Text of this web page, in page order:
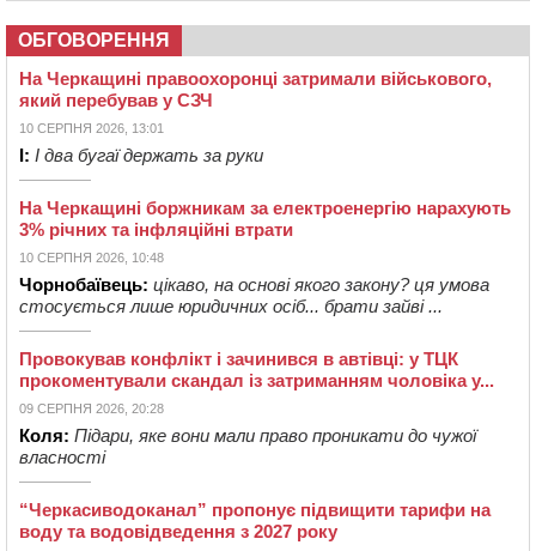
ОБГОВОРЕННЯ
На Черкащині правоохоронці затримали військового,
який перебував у СЗЧ
10 СЕРПНЯ 2026, 13:01
І: І два бугаї держать за руки
На Черкащині боржникам за електроенергію нарахують
3% річних та інфляційні втрати
10 СЕРПНЯ 2026, 10:48
Чорнобаївець: цікаво, на основі якого закону? ця умова
стосується лише юридичних осіб... брати зайві ...
Провокував конфлікт і зачинився в автівці: у ТЦК
прокоментували скандал із затриманням чоловіка у...
09 СЕРПНЯ 2026, 20:28
Коля: Підари, яке вони мали право проникати до чужої
власності
“Черкасиводоканал” пропонує підвищити тарифи на
воду та водовідведення з 2027 року